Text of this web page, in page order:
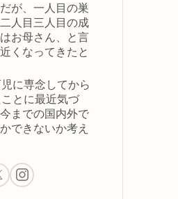
が、一人目の巣
人目三人目の成
お母さん、と言
くなってきたと
に専念してから
とに最近気づ
までの国内外で
できないか考え